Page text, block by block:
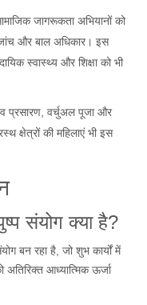
जागरूकता अभियानों को
और बाल अधिकार। इस
स्वास्थ्य और शिक्षा को भी
प्रसारण, वर्चुअल पूजा और
क्षेत्रों की महिलाएं भी इस
संयोग क्या है?
बन रहा है, जो शुभ कार्यों में
आध्यात्मिक ऊर्जा